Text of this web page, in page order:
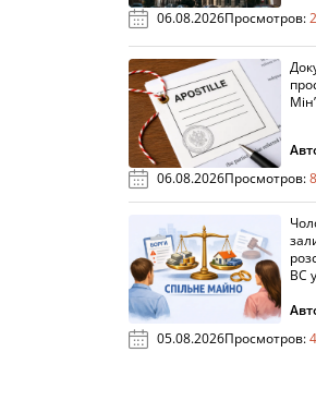
06.08.2026Просмотров:
06.08.2026Просмотров:
ВС
05.08.2026Просмотров: